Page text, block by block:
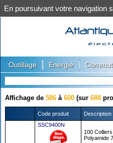
Outillage Energie
Affichage de 586 à 600 (sur 688
Code produit Description
SSC9400N
100
Polyamide
En poursuivant votre